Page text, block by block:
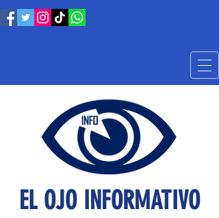
EL OJO INFORMATIVO